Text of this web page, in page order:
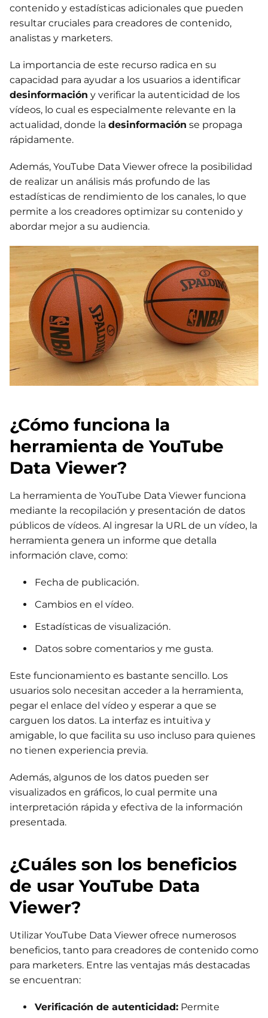
contenido y estadísticas adicionales que pueden
resultar cruciales para creadores de contenido,
analistas y marketers.
La importancia de este recurso radica en su
capacidad para ayudar a los usuarios a identificar
desinformación y verificar la autenticidad de los
vídeos, lo cual es especialmente relevante en la
actualidad, donde la desinformación se propaga
rápidamente.
Además, YouTube Data Viewer ofrece la posibilidad
de realizar un análisis más profundo de las
estadísticas de rendimiento de los canales, lo que
permite a los creadores optimizar su contenido y
abordar mejor a su audiencia.
¿Cómo funciona la
herramienta de YouTube
Data Viewer?
La herramienta de YouTube Data Viewer funciona
mediante la recopilación y presentación de datos
públicos de vídeos. Al ingresar la URL de un vídeo, la
herramienta genera un informe que detalla
información clave, como:
Fecha de publicación.
Cambios en el vídeo.
Estadísticas de visualización.
Datos sobre comentarios y me gusta.
Este funcionamiento es bastante sencillo. Los
usuarios solo necesitan acceder a la herramienta,
pegar el enlace del vídeo y esperar a que se
carguen los datos. La interfaz es intuitiva y
amigable, lo que facilita su uso incluso para quienes
no tienen experiencia previa.
Además, algunos de los datos pueden ser
visualizados en gráficos, lo cual permite una
interpretación rápida y efectiva de la información
presentada.
¿Cuáles son los beneficios
de usar YouTube Data
Viewer?
Utilizar YouTube Data Viewer ofrece numerosos
beneficios, tanto para creadores de contenido como
para marketers. Entre las ventajas más destacadas
se encuentran:
Verificación de autenticidad: Permite